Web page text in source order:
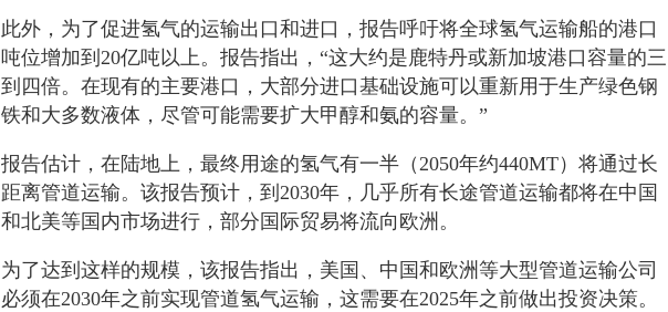
此外，为了促进氢气的运输出口和进口，报告呼吁将全球氢气运输船的港口
吨位增加到20亿吨以上。报告指出，“这大约是鹿特丹或新加坡港口容量的三
到四倍。在现有的主要港口，大部分进口基础设施可以重新用于生产绿色钢
铁和大多数液体，尽管可能需要扩大甲醇和氨的容量。”
报告估计，在陆地上，最终用途的氢气有一半（2050年约440MT）将通过长
距离管道运输。该报告预计，到2030年，几乎所有长途管道运输都将在中国
和北美等国内市场进行，部分国际贸易将流向欧洲。
为了达到这样的规模，该报告指出，美国、中国和欧洲等大型管道运输公司
必须在2030年之前实现管道氢气运输，这需要在2025年之前做出投资决策。